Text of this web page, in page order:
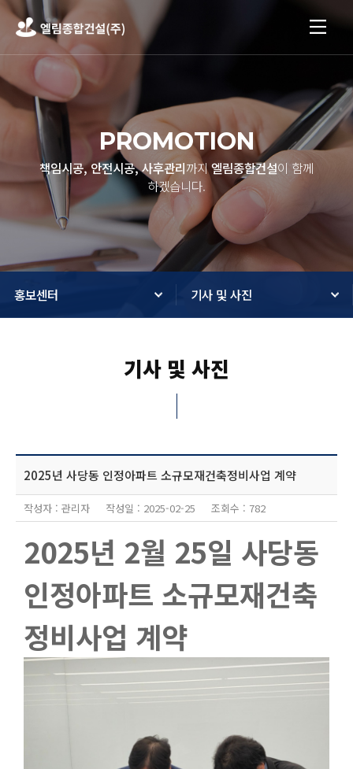
PROMOTION
책임시공, 안전시공, 사후관리까지엘림종합건설이 함께
하겠습니다.
홍보센터 기사 및 사진
기사 및 사진
2025년 사당동 인정아파트 소규모재건축정비사업 계약
작성자 : 관리자 작성일 : 2025-02-25 조회수 : 782
2025년 2월 25일 사당동
인정아파트 소규모재건축
정비사업 계약